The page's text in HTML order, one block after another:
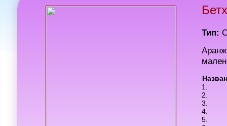
Тип:
1.
2.
3.
4.
5.